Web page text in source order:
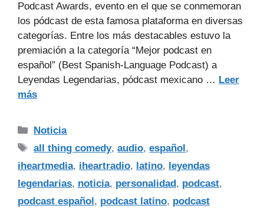
Podcast Awards, evento en el que se conmemoran
los pódcast de esta famosa plataforma en diversas
categorías. Entre los más destacables estuvo la
premiación a la categoría “Mejor podcast en
español” (Best Spanish-Language Podcast) a
Leyendas Legendarias, pódcast mexicano … Leer
más
Noticia
all thing comedy,audio,español,
iheartmedia, iheartradio, latino, leyendas
legendarias, noticia, personalidad, podcast,
podcast español, podcast latino, podcast